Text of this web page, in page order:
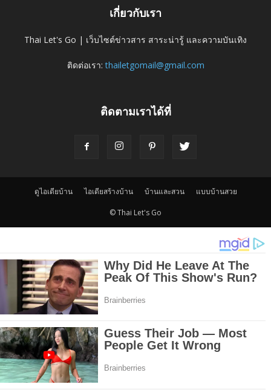
เกี่ยวกับเรา
Thai Let's Go | เว็บไซต์ข่าวสาร สาระน่ารู้ และความบันเทิง
ติดต่อเรา:thailetgomail@gmail.com
ติดตามเราได้ที่
ดูไอเดียบ้าน ไอเดียสร้างบ้าน บ้านและสวน แบบบ้านสวย
© Thai Let's Go